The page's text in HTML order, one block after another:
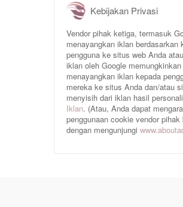
Kebijakan Privasi
Vendor pihak ketiga, termasuk
menayangkan iklan
pengguna ke situs web Anda
iklan oleh Google
menayangkan iklan kepada
mereka ke situs Anda dan/atau
menyisih dari iklan hasil
Iklan. (Atau, Anda dapat
penggunaan cookie vendor
dengan mengunjungi